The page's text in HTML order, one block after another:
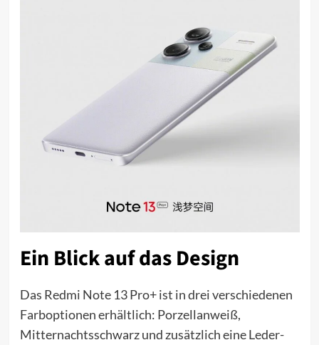
Ein Blick auf das Design
Das Redmi Note 13 Pro+ ist in drei verschiedenen
Farboptionen erhältlich: Porzellanweiß,
Mitternachtsschwarz und zusätzlich eine Leder-